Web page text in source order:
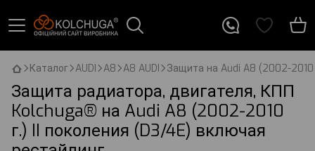
Каталог AUDI A8 A8 AUDI Защита на Audi A8 (2002-2010
Защита радиатора, двигателя, КПП
Kolchuga® на Audi A8 (2002-2010
г.) II поколения (D3/4E) включая